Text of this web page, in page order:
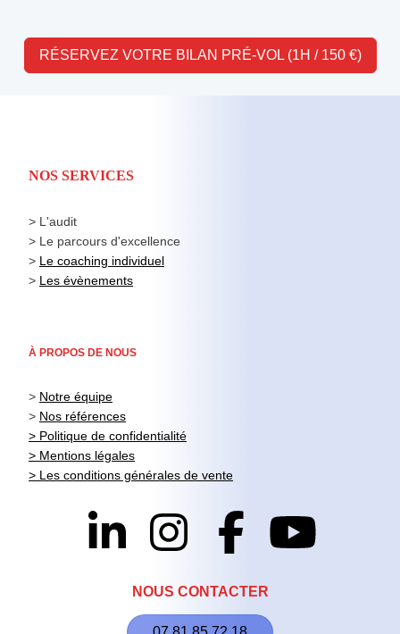
RÉSERVEZ VOTRE BILAN PRÉ-VOL (1H / 150 €)
NOS SERVICES
> L'audit
> Le parcours d'excellence
> Le coaching individuel
> Les évènements
À PROPOS DE NOUS
> Notre équipe
> Nos références
> Politique de confidentialité
> Mentions légales
> Les conditions générales de vente
NOUS CONTACTER